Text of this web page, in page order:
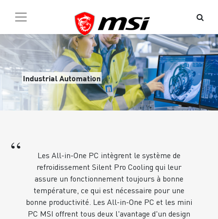
Industrial Automation
“
Les All-in-One PC intègrent le système de
refroidissement Silent Pro Cooling qui leur
assure un fonctionnement toujours à bonne
température, ce qui est nécessaire pour une
bonne productivité. Les All-in-One PC et les mini
PC MSI offrent tous deux l'avantage d'un design